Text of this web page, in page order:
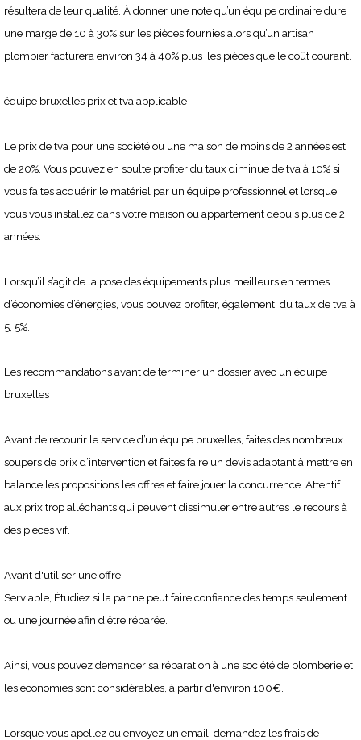
résultera de leur qualité. À donner une note qu’un équipe ordinaire dure
une marge de 10 à 30% sur les pièces fournies alors qu’un artisan
plombier facturera environ 34 à 40% plus les pièces que le coût courant.
équipe bruxelles prix et tva applicable
Le prix de tva pour une société ou une maison de moins de 2 années est
de 20%. Vous pouvez en soulte profiter du taux diminue de tva à 10% si
vous faites acquérir le matériel par un équipe professionnel et lorsque
vous vous installez dans votre maison ou appartement depuis plus de 2
années.
Lorsqu’il s’agit de la pose des équipements plus meilleurs en termes
d’économies d’énergies, vous pouvez profiter, également, du taux de tva à
5, 5%.
Les recommandations avant de terminer un dossier avec un équipe
bruxelles
Avant de recourir le service d’un équipe bruxelles, faites des nombreux
soupers de prix d’intervention et faites faire un devis adaptant à mettre en
balance les propositions les offres et faire jouer la concurrence. Attentif
aux prix trop alléchants qui peuvent dissimuler entre autres le recours à
des pièces vif.
Avant d'utiliser une offre
Serviable, Étudiez si la panne peut faire confiance des temps seulement
ou une journée afin d'être réparée.
Ainsi, vous pouvez demander sa réparation à une société de plomberie et
les économies sont considérables, à partir d'environ 100€.
Lorsque vous apellez ou envoyez un email, demandez les frais de